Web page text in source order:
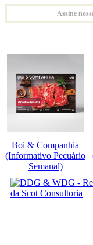
Assine
Boi & Companhia
(Informativo Pecuário
Semanal)